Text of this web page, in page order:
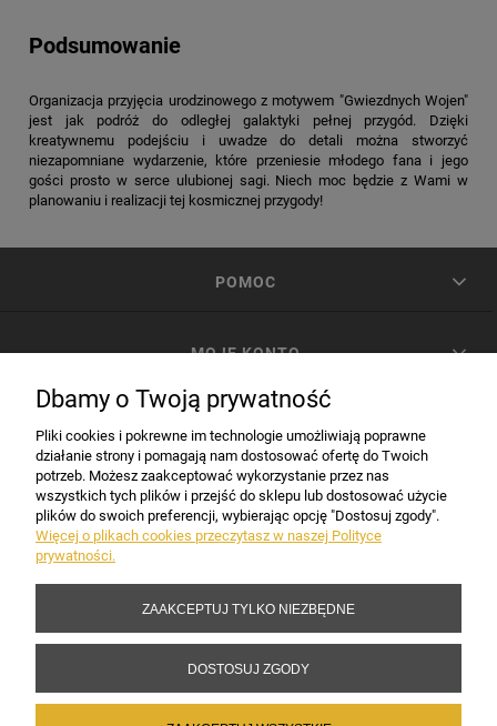
Podsumowanie
Organizacja przyjęcia urodzinowego z motywem "Gwiezdnych Wojen"
jest jak podróż do odległej galaktyki pełnej przygód. Dzięki
kreatywnemu podejściu i uwadze do detali można stworzyć
niezapomniane wydarzenie, które przeniesie młodego fana i jego
gości prosto w serce ulubionej sagi. Niech moc będzie z Wami w
planowaniu i realizacji tej kosmicznej przygody!
POMOC
MOJE KONTO
INFORMACJE
Copyright 2017-2026 Sakramento.pl
Dbamy o Twoją prywatność
Pliki cookies i pokrewne im technologie umożliwiają poprawne
działanie strony i pomagają nam dostosować ofertę do Twoich
potrzeb. Możesz zaakceptować wykorzystanie przez nas
wszystkich tych plików i przejść do sklepu lub dostosować użycie
plików do swoich preferencji, wybierając opcję "Dostosuj zgody".
Więcej o plikach cookies przeczytasz w naszej Polityce
prywatności.
ZAAKCEPTUJ TYLKO NIEZBĘDNE
DOSTOSUJ ZGODY